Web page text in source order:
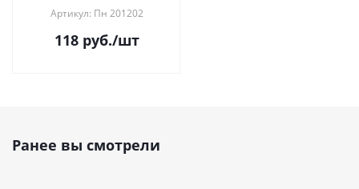
Артикул: Пн 201202
118руб./шт
Ранее вы смотрели